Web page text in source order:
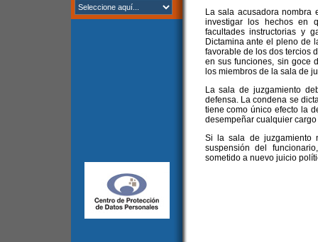
La sala acusadora nombra
investigar los hechos en
facultades instructorias y
Dictamina ante el pleno de
favorable de los dos tercios
en sus funciones, sin goce
los miembros de la sala de
La sala de juzgamiento
defensa. La condena se
tiene como único efecto la
desempeñar cualquier
Si la sala de juzgamiento
suspensión del
sometido a nuevo juicio